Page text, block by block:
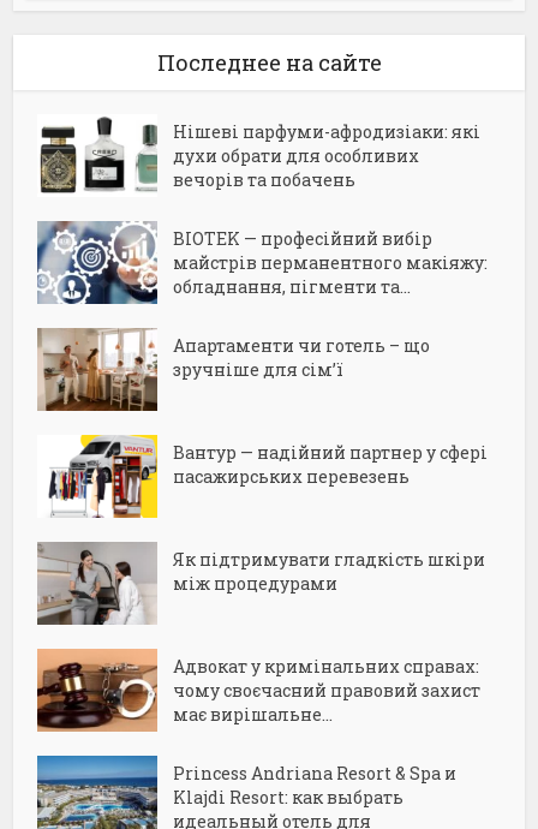
Последнее на сайте
Нішеві парфуми-афродизіаки: які
духи обрати для особливих
вечорів та побачень
BIOTEK — професійний вибір
майстрів перманентного макіяжу:
обладнання, пігменти та...
Апартаменти чи готель – що
зручніше для сім’ї
Вантур — надійний партнер у сфері
пасажирських перевезень
Як підтримувати гладкість шкіри
між процедурами
Адвокат у кримінальних справах:
чому своєчасний правовий захист
має вирішальне...
Princess Andriana Resort & Spa и
Klajdi Resort: как выбрать
идеальный отель для